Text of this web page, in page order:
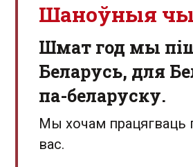
Шаноўныя
Шмат год мы
Беларусь, для
па-беларуску.
Мы хочам працягваць
вас.